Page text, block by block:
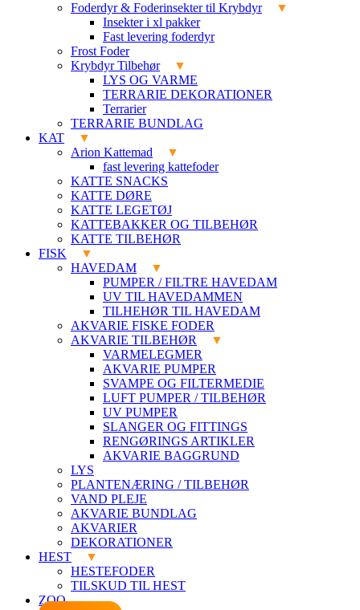
Foderdyr & Foderinsekter til Krybdyr
Insekter i xl pakker
Fast levering foderdyr
Frost Foder
Krybdyr Tilbehør
LYS OG VARME
TERRARIE DEKORATIONER
Terrarier
TERRARIE BUNDLAG
KAT
Arion Kattemad
fast levering kattefoder
KATTE SNACKS
KATTE DØRE
KATTE LEGETØJ
KATTEBAKKER OG TILBEHØR
KATTE TILBEHØR
FISK
HAVEDAM
PUMPER / FILTRE HAVEDAM
UV TIL HAVEDAMMEN
TILHEHØR TIL HAVEDAM
AKVARIE FISKE FODER
AKVARIE TILBEHØR
VARMELEGMER
AKVARIE PUMPER
SVAMPE OG FILTERMEDIE
LUFT PUMPER / TILBEHØR
UV PUMPER
SLANGER OG FITTINGS
RENGØRINGS ARTIKLER
AKVARIE BAGGRUND
LYS
PLANTENÆRING / TILBEHØR
VAND PLEJE
AKVARIE BUNDLAG
AKVARIER
DEKORATIONER
HEST
HESTEFODER
TILSKUD TIL HEST
ZOO